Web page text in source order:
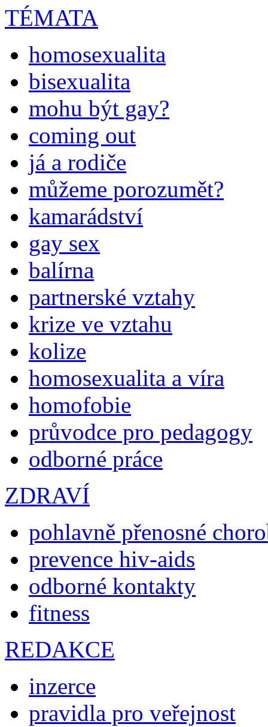
TÉMATA
homosexualita
bisexualita
mohu být gay?
coming out
já a rodiče
můžeme porozumět?
kamarádství
gay sex
balírna
partnerské vztahy
krize ve vztahu
kolize
homosexualita a víra
homofobie
průvodce pro pedagogy
odborné práce
ZDRAVÍ
pohlavně přenosné
prevence hiv-aids
odborné kontakty
fitness
REDAKCE
inzerce
pravidla pro veřejnost